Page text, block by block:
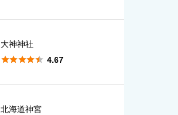
大神神社
 4.67
北海道神宮